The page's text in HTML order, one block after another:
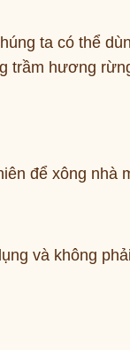
ta có thể
trầm hương
để xông nhà
và không